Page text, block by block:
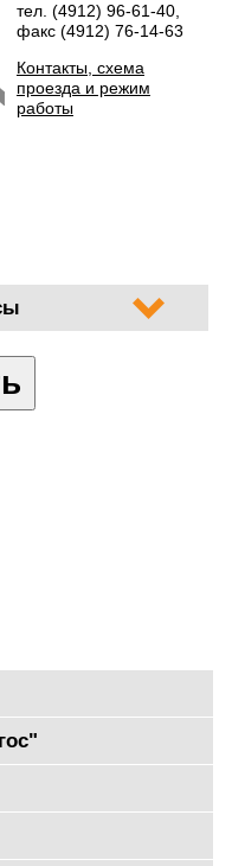
тел. (4912) 96-61-40,
факс (4912) 76-14-63
Контакты, схема
проезда и режим
работы